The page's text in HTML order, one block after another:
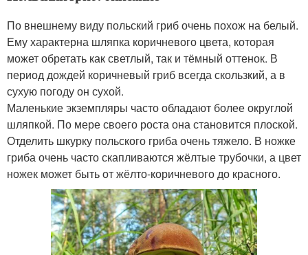
По внешнему виду польский гриб очень похож на белый.
Ему характерна шляпка коричневого цвета, которая
может обретать как светлый, так и тёмный оттенок. В
период дождей коричневый гриб всегда скользкий, а в
сухую погоду он сухой.
Маленькие экземпляры часто обладают более округлой
шляпкой. По мере своего роста она становится плоской.
Отделить шкурку польского гриба очень тяжело. В ножке
гриба очень часто скапливаются жёлтые трубочки, а цвет
ножек может быть от жёлто-коричневого до красного.